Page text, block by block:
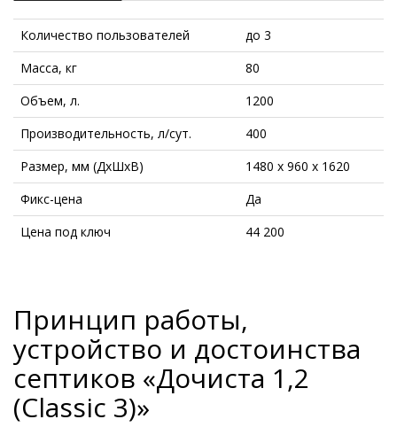
Количество пользователей
до 3
Масса, кг
80
Объем, л.
1200
Производительность, л/сут.
400
Размер, мм (ДхШхВ)
1480 x 960 x 1620
Фикс-цена
Да
Цена под ключ
44 200
Принцип работы,
устройство и достоинства
септиков «Дочиста 1,2
(Classic 3)»